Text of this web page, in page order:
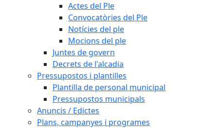
Actes del Ple
Convocatòries del Ple
Notícies del ple
Mocions del ple
Juntes de govern
Decrets de l'alcadia
Pressupostos i plantilles
Plantilla de personal municipal
Pressupostos municipals
Anuncis / Edictes
Plans, campanyes i programes